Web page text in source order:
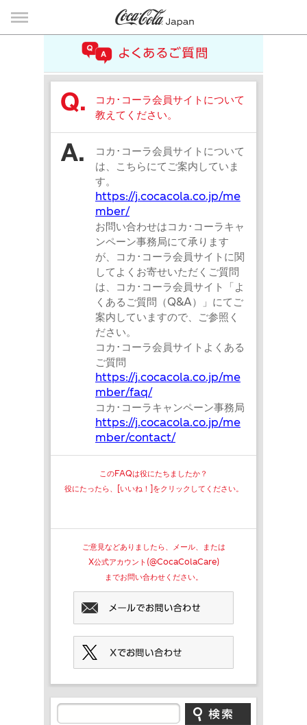
コカ･コーラ会員サイトについて
教えてください。
コカ･コーラ会員サイトについて
は、こちらにてご案内していま
す。
https://j.cocacola.co.jp/me
mber/
お問い合わせはコカ･コーラキャ
ンペーン事務局にて承ります
が、コカ･コーラ会員サイトに関
してよくお寄せいただくご質問
は、コカ･コーラ会員サイト「よ
くあるご質問（Q&A）」にてご
案内していますので、ご参照く
ださい。
コカ･コーラ会員サイトよくある
ご質問
https://j.cocacola.co.jp/me
mber/faq/
コカ･コーラキャンペーン事務局
https://j.cocacola.co.jp/me
mber/contact/
このFAQは役にたちましたか？
役にたったら、[いいね！]をクリックしてください。
ご意見などありましたら、メール、または
X公式アカウント(@CocaColaCare)
までお問い合わせください。